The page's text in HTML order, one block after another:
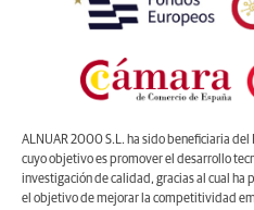
ALNUAR 2000 S.L. ha sido beneficiaria del
cuyo objetivo es promover el desarrollo
investigación de calidad, gracias al cual ha
el objetivo de mejorar la competitividad